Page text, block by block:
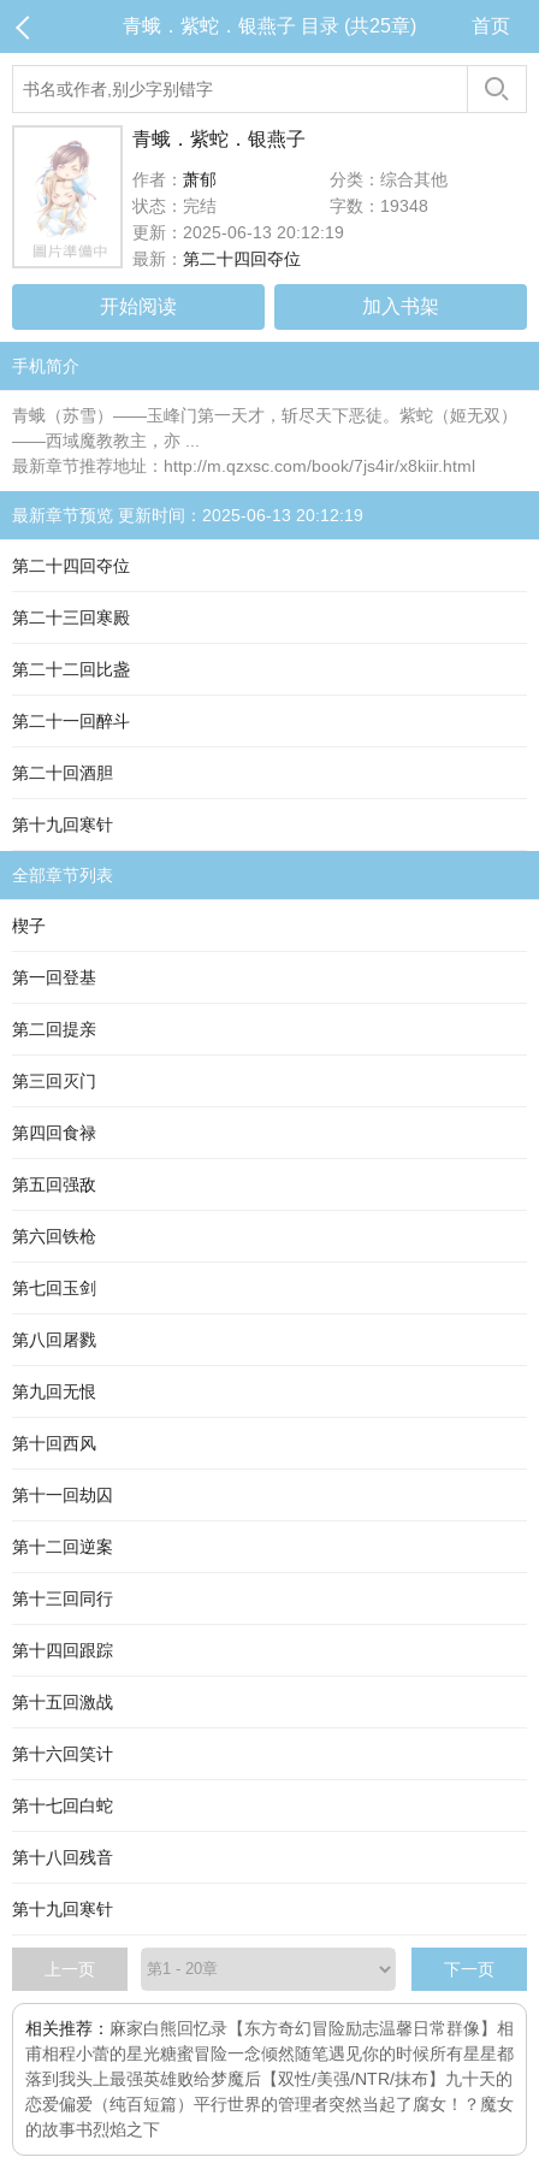
青蛾．紫蛇．银燕子 目录 (共25章) 首页
青蛾．紫蛇．银燕子
作者： 萧郁
分类：综合其他
状态：完结
字数：19348
更新：2025-06-13 20:12:19
最新： 第二十四回夺位
开始阅读 加入书架
手机简介
青蛾（苏雪）——玉峰门第一天才，斩尽天下恶徒。紫蛇（姬无双）
——西域魔教教主，亦 ...
最新章节推荐地址：http://m.qzxsc.com/book/7js4ir/x8kiir.html
最新章节预览 更新时间：2025-06-13 20:12:19
第二十四回夺位
第二十三回寒殿
第二十二回比盏
第二十一回醉斗
第二十回酒胆
第十九回寒针
全部章节列表
楔子
第一回登基
第二回提亲
第三回灭门
第四回食禄
第五回强敌
第六回铁枪
第七回玉剑
第八回屠戮
第九回无恨
第十回西风
第十一回劫囚
第十二回逆案
第十三回同行
第十四回跟踪
第十五回激战
第十六回笑计
第十七回白蛇
第十八回残音
第十九回寒针
上一页 下一页
相关推荐： 麻家白熊回忆录【东方奇幻冒险励志温馨日常群像】 相
甫相程小蕾的星光糖蜜冒险一念倾然随笔遇见你的时候所有星星都
落到我头上最强英雄败给梦魔后【双性/美强/NTR/抹布】 九十天的
恋爱偏爱（纯百短篇） 平行世界的管理者突然当起了腐女！？ 魔女
的故事书烈焰之下